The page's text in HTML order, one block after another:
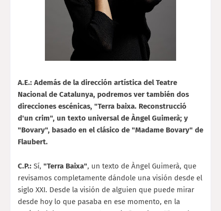
A.E.: Además de la dirección artística del Teatre
Nacional de Catalunya, podremos ver también dos
direcciones escénicas, "Terra baixa. Reconstrucció
d'un crim", un texto universal de Àngel Guimerà; y
"Bovary", basado en el clásico de "Madame Bovary" de
Flaubert.
C.P.: Sí, "Terra Baixa", un texto de Àngel Guimerà, que
revisamos completamente dándole una visión desde el
siglo XXI. Desde la visión de alguien que puede mirar
desde hoy lo que pasaba en ese momento, en la